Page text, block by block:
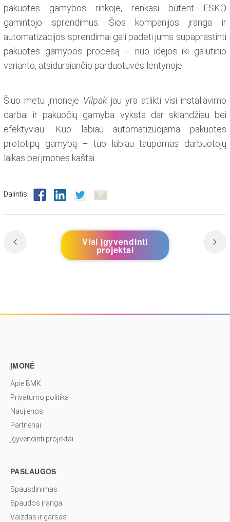
pakuotės gamybos rinkoje, renkasi būtent ESKO
gamintojo sprendimus. Šios kompanijos įranga ir
automatizacijos sprendimai gali padėti jums supaprastinti
pakuotės gamybos procesą – nuo idėjos iki galutinio
varianto, atsidursiančio parduotuvės lentynoje.
Šiuo metu įmonėje Vilpakjau yra atlikti visi instaliavimo
darbai ir pakuočių gamyba vyksta dar sklandžiau bei
efektyviau. Kuo labiau automatizuojama pakuotės
prototipų gamybą – tuo labiau taupomas darbuotojų
laikas bei įmonės kaštai.
Dalintis:
Visi įgyvendinti
projektai
ĮMONĖ
Apie BMK
Privatumo politika
Naujienos
Partneriai
Įgyvendinti projektai
PASLAUGOS
Spausdinimas
Spaudos įranga
Vaizdas ir garsas